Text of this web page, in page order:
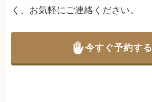
く、お気軽にご連絡ください。
今すぐ予約する